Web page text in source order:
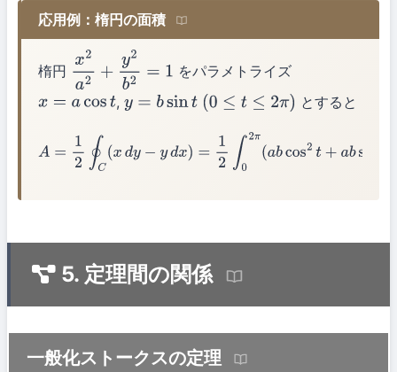
応用例：楕円の面積
楕円 x2a 2+ y2b 2=1
をパラメトライズ
x=acost ,y=bsint (0≤t≤ 2 π) とすると
A ∮ x dy y ∫0 2 bcos 2t+a bsin t) d = b
5. 定理間の関係
一般化ストークスの定理